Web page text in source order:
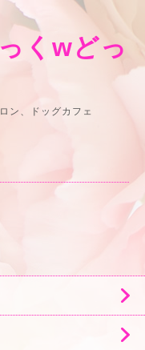
くwどっ
ン、ドッグカフェ